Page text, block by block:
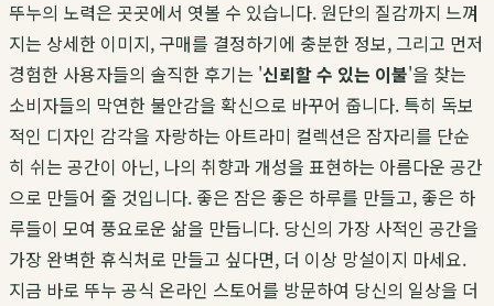
뚜누의 노력은 곳곳에서 엿볼 수 있습니다. 원단의 질감까지 느껴
지는 상세한 이미지, 구매를 결정하기에 충분한 정보, 그리고 먼저
경험한 사용자들의 솔직한 후기는 '신뢰할 수 있는 이불'을 찾는
소비자들의 막연한 불안감을 확신으로 바꾸어 줍니다. 특히 독보
적인 디자인 감각을 자랑하는 아트라미 컬렉션은 잠자리를 단순
히 쉬는 공간이 아닌, 나의 취향과 개성을 표현하는 아름다운 공간
으로 만들어 줄 것입니다. 좋은 잠은 좋은 하루를 만들고, 좋은 하
루들이 모여 풍요로운 삶을 만듭니다. 당신의 가장 사적인 공간을
가장 완벽한 휴식처로 만들고 싶다면, 더 이상 망설이지 마세요.
지금 바로 뚜누 공식 온라인 스토어를 방문하여 당신의 일상을 더